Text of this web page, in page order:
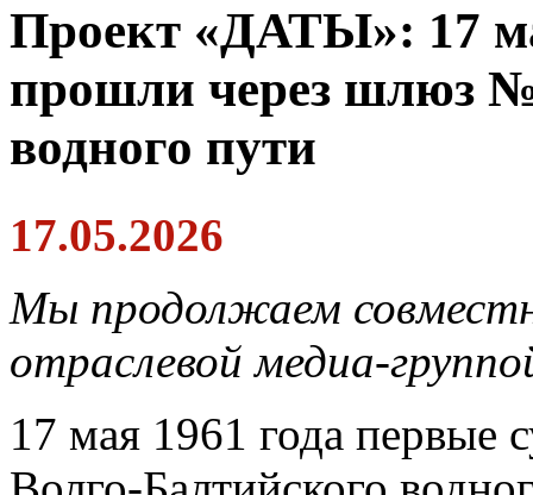
Проект «ДАТЫ»: 17
прошли через шлюз
водного пути
17.05.2026
Мы продолжаем
отраслевой медиа-
17 мая 1961 года